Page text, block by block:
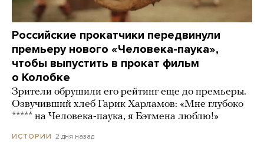
Российские прокатчики передвинули
премьеру нового «Человека-паука»,
чтобы выпустить в прокат фильм
о Колобке
Зрители обрушили его рейтинг еще до премьеры.
Озвучивший хлеб Гарик Харламов: «Мне глубоко
***** на Человека-паука, я Бэтмена люблю!»
ИСТОРИИ 2 дня назад